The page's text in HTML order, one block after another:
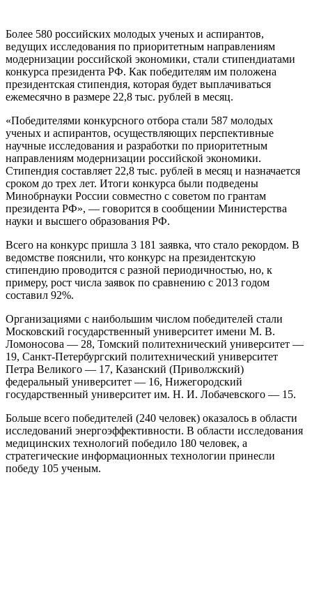
Более 580 российских молодых ученых и аспирантов,
ведущих исследования по приоритетным направлениям
модернизации российской экономики, стали стипендиатами
конкурса президента РФ. Как победителям им положена
президентская стипендия, которая будет выплачиваться
ежемесячно в размере 22,8 тыс. рублей в месяц.
«Победителями конкурсного отбора стали 587 молодых
ученых и аспирантов, осуществляющих перспективные
научные исследования и разработки по приоритетным
направлениям модернизации российской экономики.
Стипендия составляет 22,8 тыс. рублей в месяц и назначается
сроком до трех лет. Итоги конкурса были подведены
Минобрнауки России совместно с советом по грантам
президента РФ», — говорится в сообщении Министерства
науки и высшего образования РФ.
Всего на конкурс пришла 3 181 заявка, что стало рекордом. В
ведомстве пояснили, что конкурс на президентскую
стипендию проводится с разной периодичностью, но, к
примеру, рост числа заявок по сравнению с 2013 годом
составил 92%.
Организациями с наибольшим числом победителей стали
Московский государственный университет имени М. В.
Ломоносова — 28, Томский политехнический университет —
19, Санкт-Петербургский политехнический университет
Петра Великого — 17, Казанский (Приволжский)
федеральный университет — 16, Нижегородский
государственный университет им. Н. И. Лобачевского — 15.
Больше всего победителей (240 человек) оказалось в области
исследований энергоэффективности. В области исследования
медицинских технологий победило 180 человек, а
стратегические информационных технологии принесли
победу 105 ученым.